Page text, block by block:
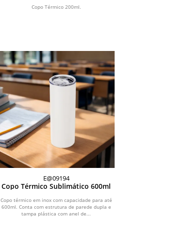
Copo Térmico 200ml.
E@09194
Copo Térmico Sublimático 600ml
Copo térmico em inox com capacidade para até
600ml. Conta com estrutura de parede dupla e
tampa plástica com anel de...